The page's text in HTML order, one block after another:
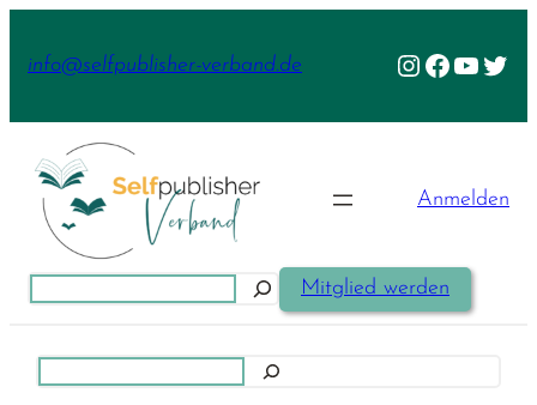
Inhalt
info@selfpublisher-verband.de Instagram
Facebook
Anmelden
Mitglied werden